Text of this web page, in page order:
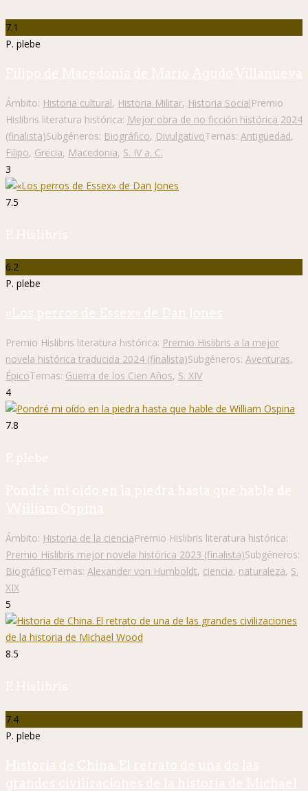
7.1
P. plebe
Filipo de Macedonia de Mario Agudo Villanueva
Ámbito: Historia cultural, Historia Militar, Historia SocialPremio
Hislibris literatura histórica: Mejor obra de no ficción histórica 2024
(finalista)Subgéneros: Biográfico, DivulgativoTemas: Antigüedad,
Filipo, Grecia, Macedonia, S. IV a. C.
3
7.5
P. Hislibris
6.2
P. plebe
«Los perros de Essex» de Dan Jones
Premio Hislibris literatura histórica: Premio Hislibris a la mejor
novela histórica traducida 2024 (finalista)Subgéneros: Aventuras,
ÉpicoTemas: Guerra de los Cien Años, S. XIV
4
7.8
P. plebe
Pondré mi oído en la piedra hasta que hable de
William Ospina
Ámbito: Historia de la cienciaPremio Hislibris literatura histórica:
Premio Hislibris mejor novela histórica 2023 (finalista)Subgéneros:
BiográficoTemas: Alexander von Humboldt, ciencia, naturaleza, S.
XIX
5
8.5
P. Hislibris
7.4
P. plebe
Historia de China. El retrato de una de las
grandes civilizaciones de la historia de Michael